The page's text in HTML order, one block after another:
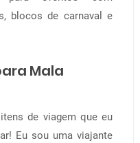
blocos de carnaval e
Mala
de viagem que eu
Eu sou uma viajante